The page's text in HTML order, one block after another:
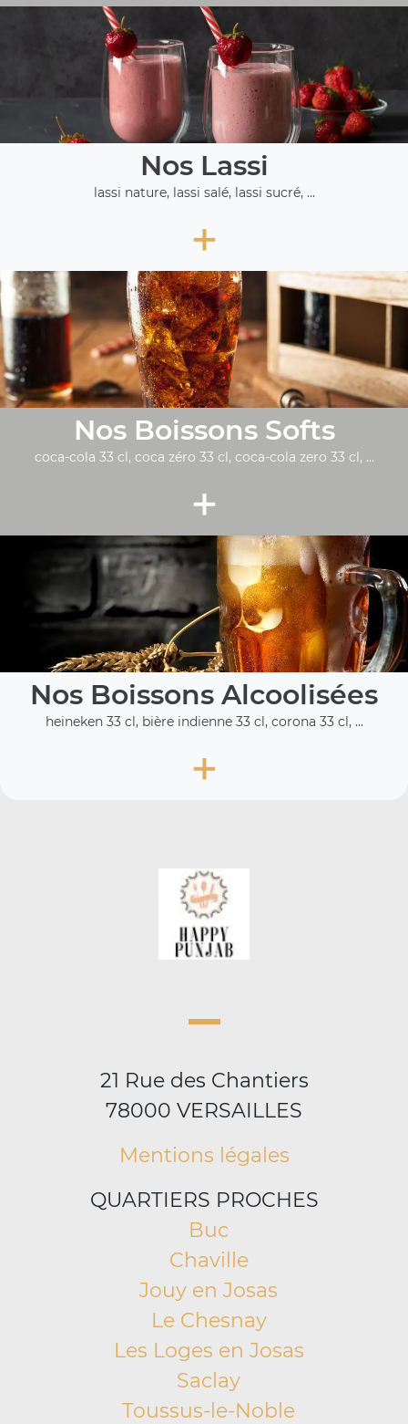
Nos Lassi
lassi nature, lassi salé, lassi sucré, ...
+
Nos Boissons Softs
coca-cola 33 cl, coca zéro 33 cl, coca-cola zero 33 cl, ...
+
Nos Boissons Alcoolisées
heineken 33 cl, bière indienne 33 cl, corona 33 cl, ...
+
21 Rue des Chantiers
78000 VERSAILLES
Mentions légales
QUARTIERS PROCHES
Buc
Chaville
Jouy en Josas
Le Chesnay
Les Loges en Josas
Saclay
Toussus-le-Noble